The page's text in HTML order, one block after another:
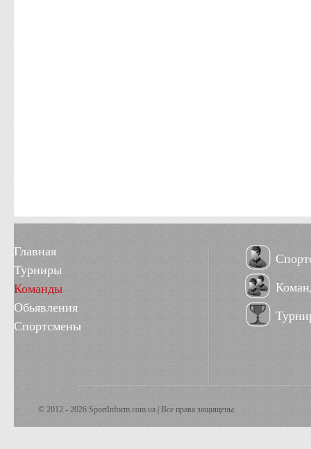
Главная
Турниры
Команды
Обьявления
Спортсмены
© 2012 - 2026 SportInform.com.ua | Все права защищены.